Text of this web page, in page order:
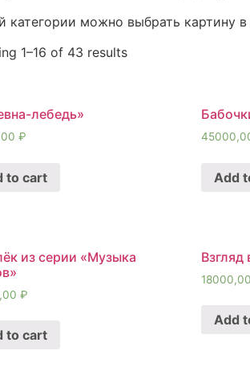
категории можно выбрать картину
1–16 of 43 results
лебедь»
₽
to cart Add
из серии «Музыка
₽
to cart
Взгляд
18000,00
Add